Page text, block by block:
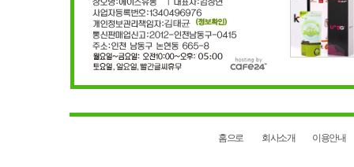
홈으로 회사소개 이용안내